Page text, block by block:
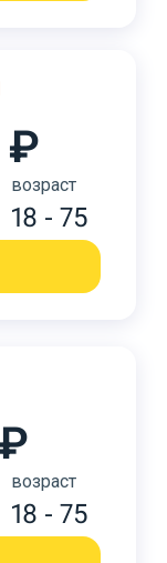
₽
возраст
18 - 75
возраст
18 - 75